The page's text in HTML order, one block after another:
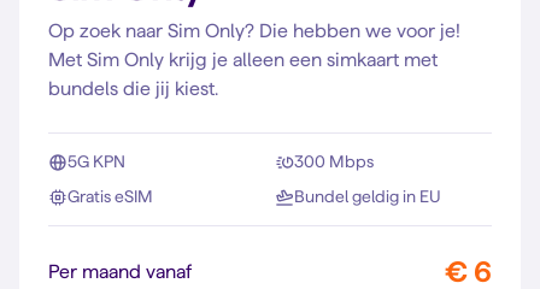
Op zoek naar Sim Only? Die hebben we voor je!
Met Sim Only krijg je alleen een simkaart met
bundels die jij kiest.
5G KPN
300 Mbps
Gratis eSIM
Bundel geldig in EU
Per maand vanaf € 6